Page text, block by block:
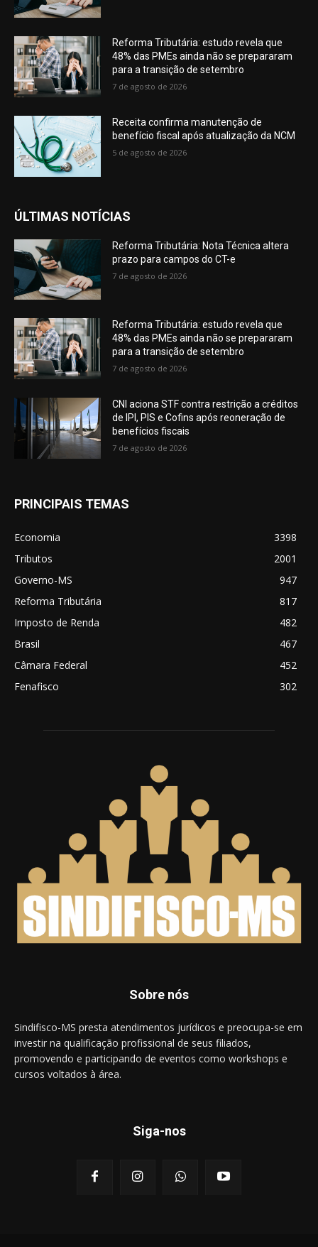
Reforma Tributária: estudo revela que
48% das PMEs ainda não se prepararam
para a transição de setembro
7 de agosto de 2026
Receita confirma manutenção de
benefício fiscal após atualização da NCM
5 de agosto de 2026
ÚLTIMAS NOTÍCIAS
Reforma Tributária: Nota Técnica altera
prazo para campos do CT-e
7 de agosto de 2026
Reforma Tributária: estudo revela que
48% das PMEs ainda não se prepararam
para a transição de setembro
7 de agosto de 2026
CNI aciona STF contra restrição a créditos
de IPI, PIS e Cofins após reoneração de
benefícios fiscais
7 de agosto de 2026
PRINCIPAIS TEMAS
Economia
3398
Tributos
2001
Governo-MS
947
Reforma Tributária
817
Imposto de Renda
482
Brasil
467
Câmara Federal
452
Fenafisco
302
Sobre nós
Sindifisco-MS presta atendimentos jurídicos e preocupa-se em
investir na qualificação profissional de seus filiados,
promovendo e participando de eventos como workshops e
cursos voltados à área.
Siga-nos